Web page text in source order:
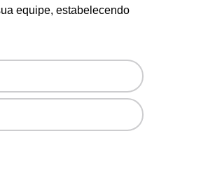
equipe, estabelecendo